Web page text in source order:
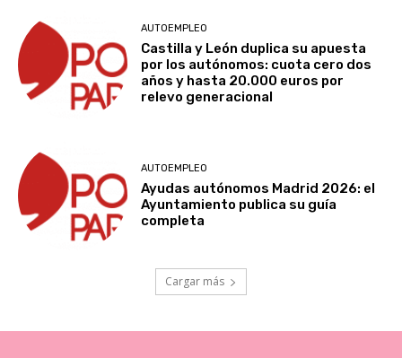
AUTOEMPLEO
Castilla y León duplica su apuesta
por los autónomos: cuota cero dos
años y hasta 20.000 euros por
relevo generacional
AUTOEMPLEO
Ayudas autónomos Madrid 2026: el
Ayuntamiento publica su guía
completa
Cargar más